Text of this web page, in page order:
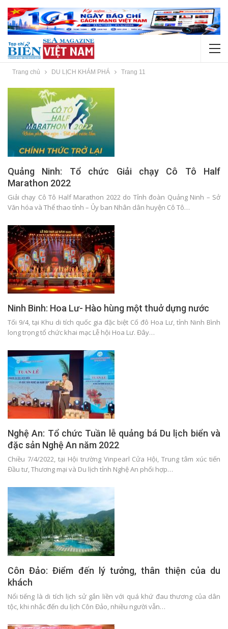
Trang chủ DU LỊCH KHÁM PHÁ Trang 11
Quảng Ninh: Tổ chức Giải chạy Cô Tô Half
Marathon 2022
Giải chạy Cô Tô Half Marathon 2022 do Tỉnh đoàn Quảng Ninh – Sở
Văn hóa và Thể thao tỉnh – Ủy ban Nhân dân huyện Cô Tô…
Ninh Binh: Hoa Lư- Hào hùng một thuở dựng nước
Tối 9/4, tại Khu di tích quốc gia đặc biệt Cố đô Hoa Lư, tỉnh Ninh Bình
long trọng tổ chức khai mạc Lễ hội Hoa Lư. Đây…
Nghệ An: Tổ chức Tuần lễ quảng bá Du lịch biển và
đặc sản Nghệ An năm 2022
Chiều 7/4/2022, tại Hội trường Vinpearl Cửa Hội, Trung tâm xúc tiến
Đầu tư, Thương mại và Du lịch tỉnh Nghệ An phối hợp…
Côn Đảo: Điểm đến lý tưởng, thân thiện của du
khách
Nổi tiếng là di tích lịch sử gắn liền với quá khứ đau thương của dân
tộc, khi nhắc đến du lịch Côn Đảo, nhiều người vẫn…